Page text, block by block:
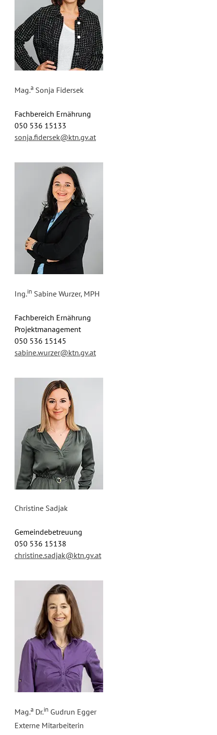
Mag.a Sonja Fidersek
Fachbereich Ernährung
050 536 15133
sonja.fidersek@ktn.gv.at
Ing.in Sabine Wurzer, MPH
Fachbereich Ernährung
Projektmanagement
050 536 15145
sabine.wurzer@ktn.gv.at
Christine Sadjak
Gemeindebetreuung
050 536 15138
christine.sadjak@ktn.gv.at
Mag.a Dr.in Gudrun Egger
Externe Mitarbeiterin